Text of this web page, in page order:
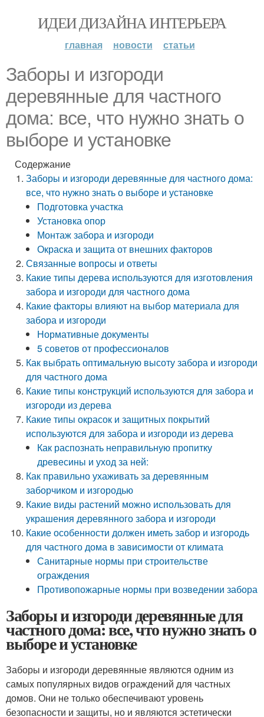
ИДЕИ ДИЗАЙНА ИНТЕРЬЕРА
главная новости статьи
Заборы и изгороди
деревянные для частного
дома: все, что нужно знать о
выборе и установке
Содержание
Заборы и изгороди деревянные для частного дома:
все, что нужно знать о выборе и установке
Подготовка участка
Установка опор
Монтаж забора и изгороди
Окраска и защита от внешних факторов
Связанные вопросы и ответы
Какие типы дерева используются для изготовления
забора и изгороди для частного дома
Какие факторы влияют на выбор материала для
забора и изгороди
Нормативные документы
5 советов от профессионалов
Как выбрать оптимальную высоту забора и изгороди
для частного дома
Какие типы конструкций используются для забора и
изгороди из дерева
Какие типы окрасок и защитных покрытий
используются для забора и изгороди из дерева
Как распознать неправильную пропитку
древесины и уход за ней:
Как правильно ухаживать за деревянным
заборчиком и изгородью
Какие виды растений можно использовать для
украшения деревянного забора и изгороди
Какие особенности должен иметь забор и изгородь
для частного дома в зависимости от климата
Санитарные нормы при строительстве
ограждения
Противопожарные нормы при возведении забора
Заборы и изгороди деревянные для
частного дома: все, что нужно знать о
выборе и установке
Заборы и изгороди деревянные являются одним из
самых популярных видов ограждений для частных
домов. Они не только обеспечивают уровень
безопасности и защиты, но и являются эстетически